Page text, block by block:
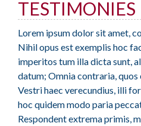
TESTIMONIES
Lorem ipsum dolor sit amet,
Nihil opus est exemplis hoc
imperitos tum illa dicta sunt,
datum; Omnia contraria, quos
Vestri haec verecundius, illi
hoc quidem modo paria
Respondent extrema primis,